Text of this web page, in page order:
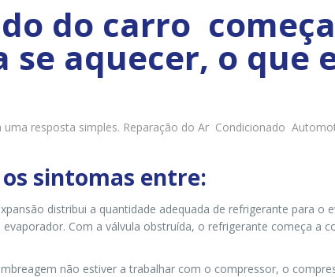
do carro
se aquecer, o que
resposta simples. Reparação do Ar Condicionado
sintomas entre:
distribui a quantidade adequada de refrigerante para o
Com a válvula obstruída, o refrigerante começa a
não estiver a trabalhar com o compressor, o